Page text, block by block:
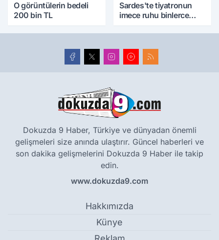
O görüntülerin bedeli
200 bin TL
Sardes'te tiyatronun
imece ruhu binlerce
Dokuzda 9 Haber, Türkiye ve dünyadan önemli
gelişmeleri size anında ulaştırır. Güncel haberleri ve
son dakika gelişmelerini Dokuzda 9 Haber ile takip
edin.
www.dokuzda9.com
Hakkımızda
Künye